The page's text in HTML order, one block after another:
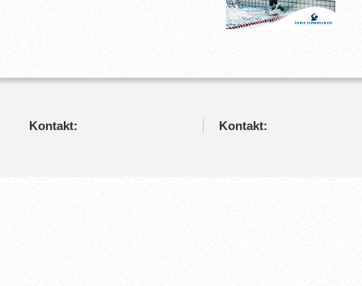
Kontakt: Kontakt: